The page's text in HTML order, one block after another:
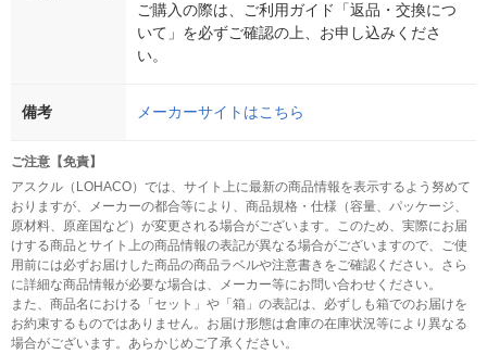
ご購入の際は、ご利用ガイド「返品・交換につ
いて」を必ずご確認の上、お申し込みくださ
い。
備考 メーカーサイトはこちら
ご注意【免責】
アスクル（LOHACO）では、サイト上に最新の商品情報を表示するよう努めて
おりますが、メーカーの都合等により、商品規格・仕様（容量、パッケージ、
原材料、原産国など）が変更される場合がございます。このため、実際にお届
けする商品とサイト上の商品情報の表記が異なる場合がございますので、ご使
用前には必ずお届けした商品の商品ラベルや注意書きをご確認ください。さら
に詳細な商品情報が必要な場合は、メーカー等にお問い合わせください。
また、商品名における「セット」や「箱」の表記は、必ずしも箱でのお届けを
お約束するものではありません。お届け形態は倉庫の在庫状況等により異なる
場合がございます。あらかじめご了承ください。